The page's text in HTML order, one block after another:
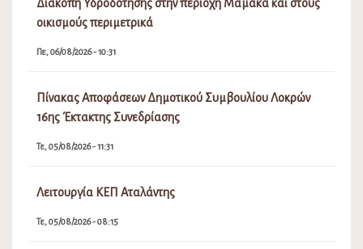
Διακοπή Υδροδότησης στην περιοχή Μαμάκα και στους
οικισμούς περιμετρικά
Πε, 06/08/2026 - 10:31
Πίνακας Αποφάσεων Δημοτικού Συμβουλίου Λοκρών
16ης Έκτακτης Συνεδρίασης
Τε, 05/08/2026 - 11:31
Λειτουργία ΚΕΠ Αταλάντης
Τε, 05/08/2026 - 08:15